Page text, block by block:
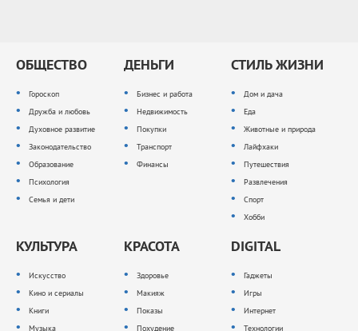
ОБЩЕСТВО
Гороскоп
Дружба и любовь
Духовное развитие
Законодательство
Образование
Психология
Семья и дети
ДЕНЬГИ
Бизнес и работа
Недвижимость
Покупки
Транспорт
Финансы
СТИЛЬ ЖИЗНИ
Дом и дача
Еда
Животные и природа
Лайфхаки
Путешествия
Развлечения
Спорт
Хобби
КУЛЬТУРА
Искусство
Кино и сериалы
Книги
Музыка
КРАСОТА
Здоровье
Макияж
Показы
Похудение
DIGITAL
Гаджеты
Игры
Интернет
Технологии